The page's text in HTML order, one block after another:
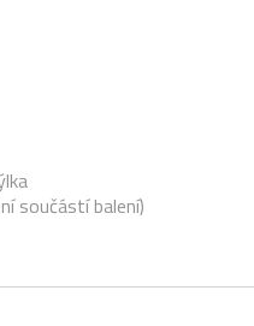
součástí balení)